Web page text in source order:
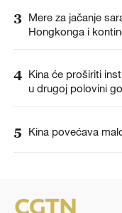
3 Mere za jačanje
Hongkonga i
4 Kina će proširiti
u drugoj polovini
5 Kina povećava